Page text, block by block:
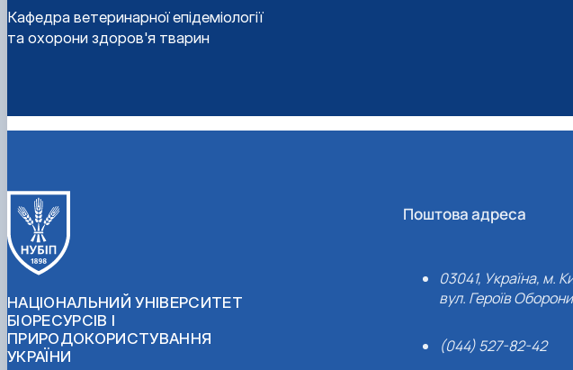
Кафедра ветеринарної епідеміології
та охорони здоров'я тварин
НАЦІОНАЛЬНИЙ УНІВЕРСИТЕТ
БІОРЕСУРСІВ І
ПРИРОДОКОРИСТУВАННЯ
УКРАЇНИ
Поштова адреса
03041, Україна, м.
вул. Героїв
(044) 527-82-42